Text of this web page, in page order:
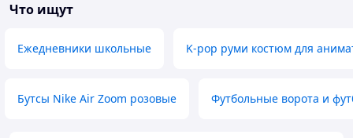
тейпирования
Что ищут
Ежедневники школьные K-pop руми костюм для
Бутсы Nike Air Zoom розовые Футбольные ворота и